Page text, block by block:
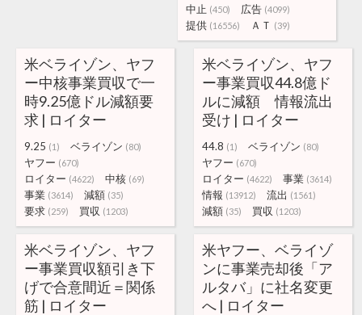
中止 (450) 広告 (4099)
提供 (16556) ＡＴ (39)
米ベライゾン、ヤフ
ー中核事業買収で一
時9.25億ドル減額要
求 | ロイター
9.25 (1) ベライゾン (80)
ヤフー (670)
ロイター (4622) 中核 (69)
事業 (3614) 減額 (35)
要求 (259) 買収 (1203)
米ベライゾン、ヤフ
ー事業買収44.8億ド
ルに減額 情報流出
受け | ロイター
44.8 (1) ベライゾン (80)
ヤフー (670)
ロイター (4622) 事業 (3614)
情報 (13912) 流出 (1561)
減額 (35) 買収 (1203)
米ベライゾン、ヤフ
ー事業買収額引き下
げで合意間近＝関係
筋 | ロイター
米ヤフー、ベライゾ
ンに事業売却後「ア
ルタバ」に社名変更
へ | ロイター